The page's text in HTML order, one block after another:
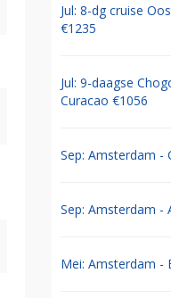
Jul: 8-dg cruise
€1235
Jul: 9-daagse
Curacao €1056
Sep: Amsterdam -
Sep: Amsterdam -
Mei: Amsterdam -